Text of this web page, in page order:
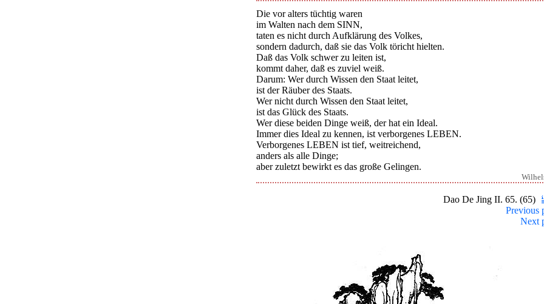
Die vor alters tüchtig waren
im Walten nach dem SINN,
taten es nicht durch Aufklärung des Volkes,
sondern dadurch, daß sie das Volk töricht hielten.
Daß das Volk schwer zu leiten ist,
kommt daher, daß es zuviel weiß.
Darum: Wer durch Wissen den Staat leitet,
ist der Räuber des Staats.
Wer nicht durch Wissen den Staat leitet,
ist das Glück des Staats.
Wer diese beiden Dinge weiß, der hat ein Ideal.
Immer dies Ideal zu kennen, ist verborgenes LEBEN.
Verborgenes LEBEN ist tief, weitreichend,
anders als alle Dinge;
aber zuletzt bewirkt es das große Gelingen.
Dao De Jing II. 65. (65)
Previous
Next